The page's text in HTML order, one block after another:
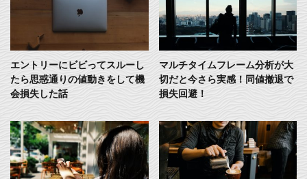
エントリーにビビってスルーし
たら思惑通りの値動きをして機
会損失した話
マルチタイムフレーム分析が大
切だと今さら実感！同値撤退で
損失回避！